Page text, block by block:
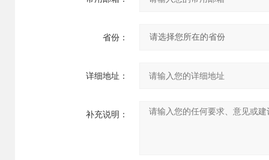
省份：
详细地址：
补充说明：